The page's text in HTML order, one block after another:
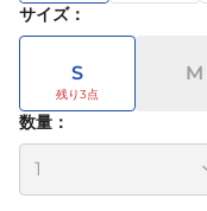
サイズ：
S M
数量：